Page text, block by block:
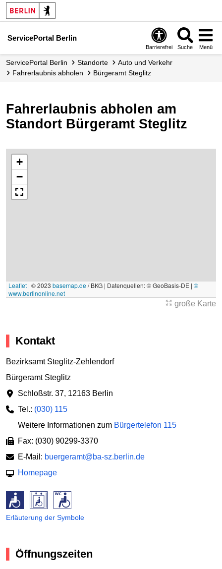
ServicePortal Berlin
Barrierefrei Suche Menü
ServicePortal Berlin Standorte
Auto und Verkehr
Fahrerlaubnis abholen
Bürgeramt Steglitz
Fahrerlaubnis abholen am
Standort Bürgeramt Steglitz
+
−
Leaflet | © 2023 basemap.de/ BKG | Datenquellen: © GeoBasis-DE | ©
www.berlinonline.net
große Karte
Kontakt
Bezirksamt Steglitz-Zehlendorf
Bürgeramt Steglitz
Schloßstr. 37, 12163 Berlin
Tel.: (030) 115
Weitere Informationen zum Bürgertelefon 115
Fax: (030) 90299-3370
E-Mail: buergeramt@ba-sz.berlin.de
Homepage
Erläuterung der Symbole
Öffnungszeiten